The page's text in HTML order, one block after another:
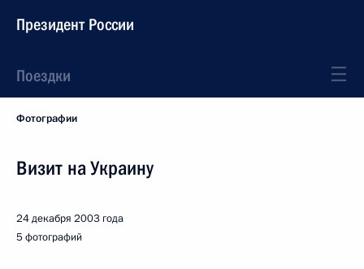
Президент России
Поездки
Фотографии
Визит на Украину
24 декабря 2003 года
5 фотографий